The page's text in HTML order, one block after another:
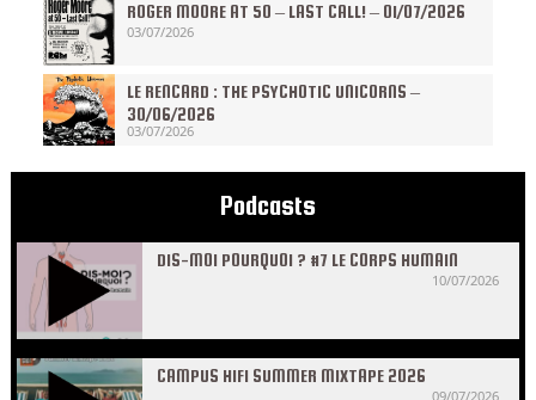
ROGER MOORE AT 50 – LAST CALL! – 01/07/2026
03/07/2026
LE RENCARD : THE PSYCHOTIC UNICORNS –
30/06/2026
03/07/2026
Podcasts
DIS-MOI POURQUOI ? #7 LE CORPS HUMAIN
10/07/2026
CAMPUS HIFI SUMMER MIXTAPE 2026
09/07/2026